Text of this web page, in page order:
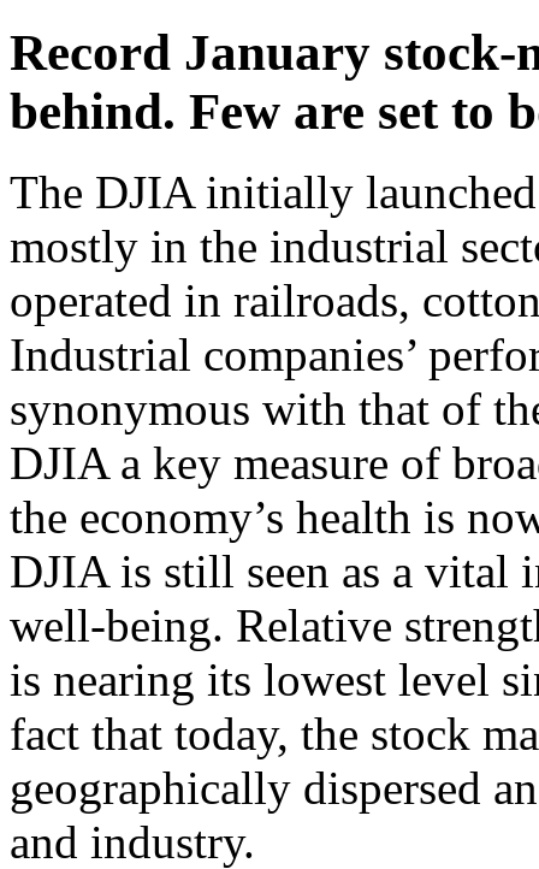
Record January
behind. Few are set to
The DJIA initially
mostly in the industrial
operated in railroads,
Industrial companies’
synonymous with that of
DJIA a key measure of
the economy’s health is
DJIA is still seen as a vital
well-being. Relative
is nearing its lowest level
fact that today, the stock
geographically dispersed
and industry.